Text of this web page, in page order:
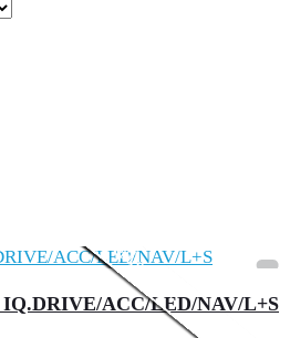
Aktionsmodell
ACC/LED/NAV/L+S
3,99% Sonderfinanzie